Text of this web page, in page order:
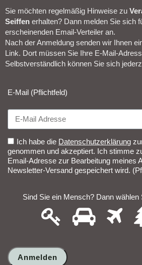
Sie möchten regelmäßig Hinweise zu
Seiffen erhalten? Dann melden Sie sich
erscheinenden Email-Verteiler an.
Nach der Anmeldung senden wir Ihnen
Link. Dort müssen Sie Ihre E-Mail-
Selbstverständlich können Sie sich
E-Mail (Pflichtfeld)
Ich habe die Datenschutzerklärung
genommen und akzeptiert. Ich stimme
Email-Adresse zur Bearbeitung meines
Newsletter-Versand gespeichert wird.
Sind Sie ein Mensch? Dann wählen
Sind
Sie
Dann
wählen
2